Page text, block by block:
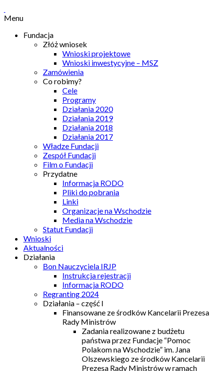
Menu
Fundacja
Złóż wniosek
Wnioski projektowe
Wnioski inwestycyjne – MSZ
Zamówienia
Co robimy?
Cele
Programy
Działania 2020
Działania 2019
Działania 2018
Działania 2017
Władze Fundacji
Zespół Fundacji
Film o Fundacji
Przydatne
Informacja RODO
Pliki do pobrania
Linki
Organizacje na Wschodzie
Media na Wschodzie
Statut Fundacji
Wnioski
Aktualności
Działania
Bon Nauczyciela IRJP
Instrukcja rejestracji
Informacja RODO
Regranting 2024
Działania – część I
Finansowane ze środków Kancelarii Prezesa
Rady Ministrów
Zadania realizowane z budżetu
państwa przez Fundacje “Pomoc
Polakom na Wschodzie” im. Jana
Olszewskiego ze środków Kancelarii
Prezesa Rady Ministrów w ramach